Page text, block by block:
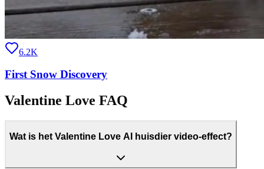
6.2K
First Snow Discovery
Valentine Love FAQ
Wat is het Valentine Love AI huisdier video-effect?